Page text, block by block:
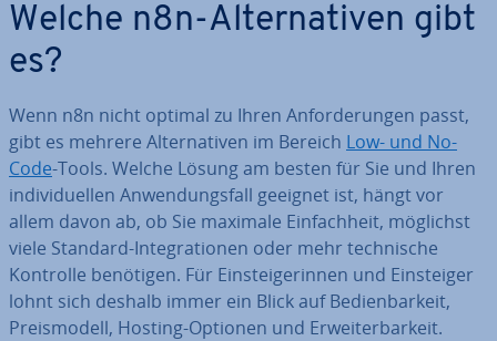
Welche n8n-Al­ter­na­ti­ven gibt
es?
Wenn n8n nicht optimal zu Ihren An­for­de­run­gen passt,
gibt es mehrere Al­ter­na­ti­ven im Bereich Low- und No-
Code-Tools. Welche Lösung am besten für Sie und Ihren
in­di­vi­du­el­len An­wen­dungs­fall geeignet ist, hängt vor
allem davon ab, ob Sie maximale Ein­fach­heit, möglichst
viele Standard-In­te­gra­tio­nen oder mehr tech­ni­sche
Kontrolle benötigen. Für Ein­stei­ge­rin­nen und Ein­stei­ger
lohnt sich deshalb immer ein Blick auf Be­dien­bar­keit,
Preis­mo­dell, Hosting-Optionen und Er­wei­ter­bar­keit.